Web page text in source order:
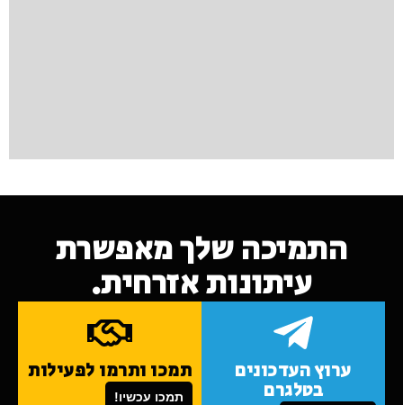
התמיכה שלך מאפשרת
עיתונות אזרחית.
ערוץ העדכונים
בטלגרם
תמכו ותרמו לפעילות
תמכו עכשיו!